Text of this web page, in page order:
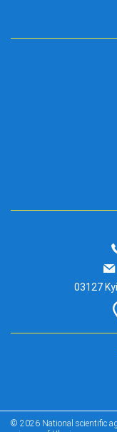
03127
© 2026 National scientific